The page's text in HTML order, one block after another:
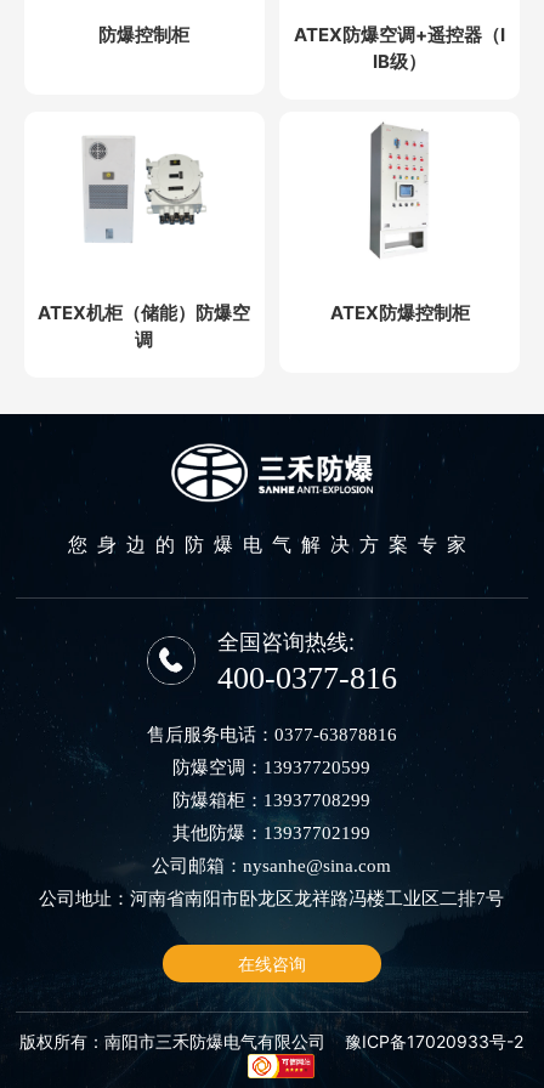
防爆控制柜
ATEX防爆空调+遥控器（I
IB级）
ATEX机柜（储能）防爆空
调
ATEX防爆控制柜
您身边的防爆电气解决方案专家
全国咨询热线:
400-0377-816
售后服务电话： 0377-63878816
防爆空调： 13937720599
防爆箱柜： 13937708299
其他防爆： 13937702199
公司邮箱：nysanhe@sina.com
公司地址：河南省南阳市卧龙区龙祥路冯楼工业区二排7号
在线咨询
版权所有：南阳市三禾防爆电气有限公司 豫ICP备17020933号-2